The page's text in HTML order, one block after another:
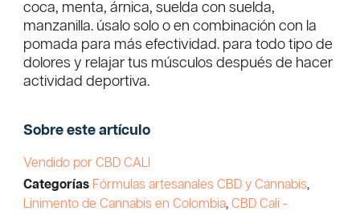
coca, menta, árnica, suelda con suelda,
manzanilla. úsalo solo o en combinación con la
pomada para más efectividad. para todo tipo de
dolores y relajar tus músculos después de hacer
actividad deportiva.
Sobre este artículo
Vendido por CBD CALI
Categorías Fórmulas artesanales CBD y Cannabis,
Linimento de Cannabis en Colombia, CBD Cali -